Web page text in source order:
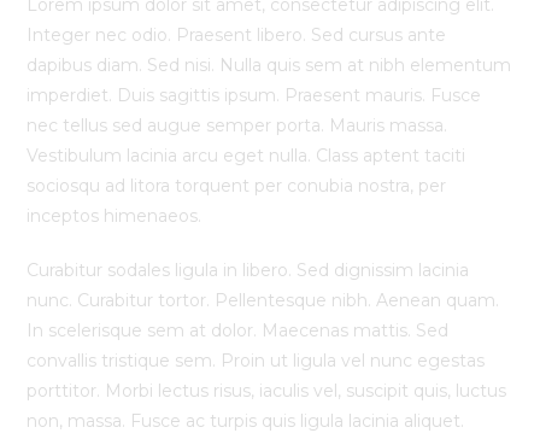
Lorem ipsum dolor sit amet, consectetur adipiscing elit.
Integer nec odio. Praesent libero. Sed cursus ante
dapibus diam. Sed nisi. Nulla quis sem at nibh elementum
imperdiet. Duis sagittis ipsum. Praesent mauris. Fusce
nec tellus sed augue semper porta. Mauris massa.
Vestibulum lacinia arcu eget nulla. Class aptent taciti
sociosqu ad litora torquent per conubia nostra, per
inceptos himenaeos.
Curabitur sodales ligula in libero. Sed dignissim lacinia
nunc. Curabitur tortor. Pellentesque nibh. Aenean quam.
In scelerisque sem at dolor. Maecenas mattis. Sed
convallis tristique sem. Proin ut ligula vel nunc egestas
porttitor. Morbi lectus risus, iaculis vel, suscipit quis, luctus
non, massa. Fusce ac turpis quis ligula lacinia aliquet.